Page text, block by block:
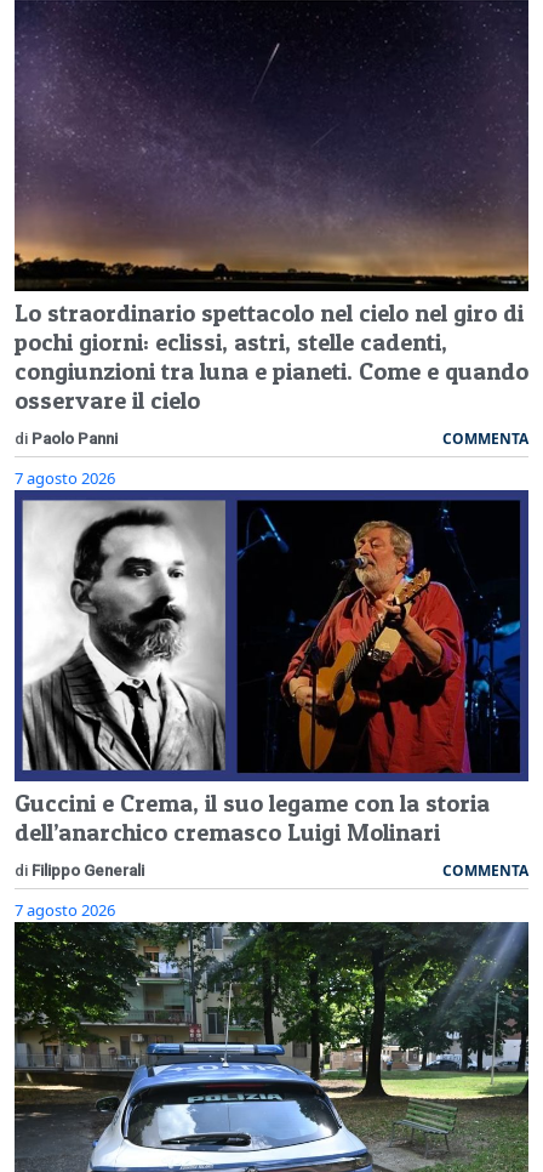
Lo straordinario spettacolo nel cielo nel giro di
pochi giorni: eclissi, astri, stelle cadenti,
congiunzioni tra luna e pianeti. Come e quando
osservare il cielo
di Paolo Panni COMMENTA
7 agosto 2026
Guccini e Crema, il suo legame con la storia
dell’anarchico cremasco Luigi Molinari
di Filippo Generali COMMENTA
7 agosto 2026